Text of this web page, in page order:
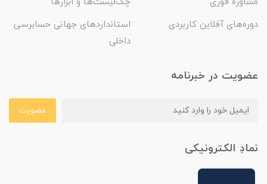
دوره‌های آفلاین کاربردی
استانداردهای جهانی حسابرسی
داخلی
عضویت در خبرنامه
عضویت
نمادِ الکترونیکی